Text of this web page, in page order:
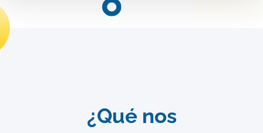
¿Qué nos